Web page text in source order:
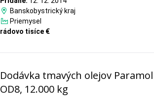
Banskobystrický kraj
Priemysel
rádovo tisíce €
Dodávka tmavých olejov
OD8, 12.000 kg